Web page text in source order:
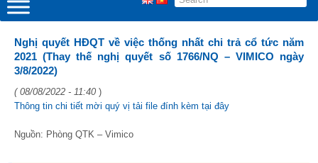
Nghị quyết HĐQT về việc thống nhất chi trả cổ tức năm
2021 (Thay thế nghị quyết số 1766/NQ – VIMICO ngày
3/8/2022)
( 08/08/2022 - 11:40 )
Thông tin chi tiết mời quý vị tải file đính kèm tại đây
Nguồn: Phòng QTK – Vimico